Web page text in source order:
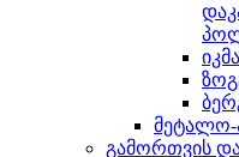
იკმა
მეტალო-
გამორთვის